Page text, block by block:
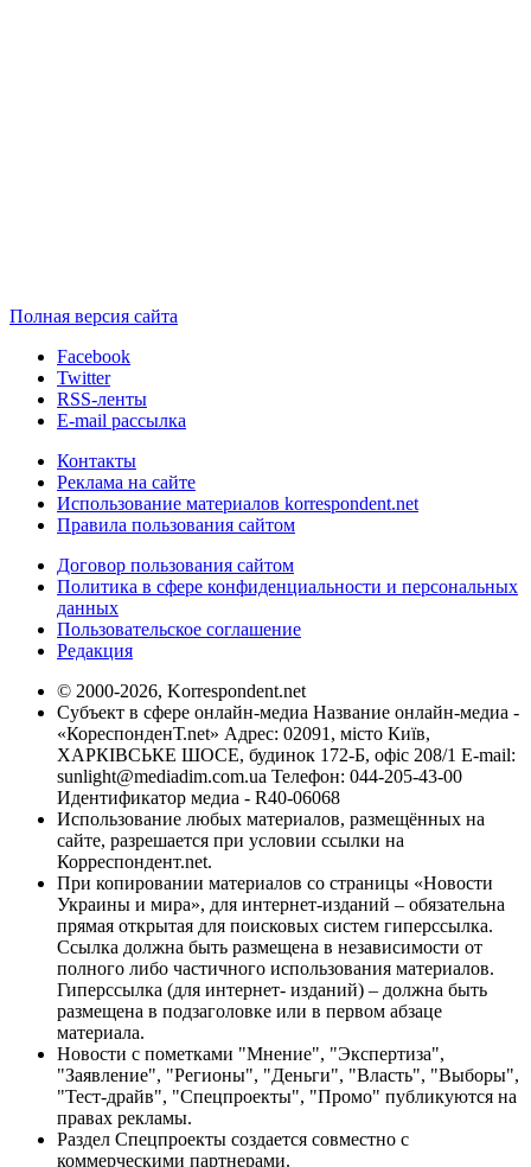
Полная версия сайта
Facebook
Twitter
RSS-ленты
E-mail рассылка
Контакты
Реклама на сайте
Использование материалов korrespondent.net
Правила пользования сайтом
Договор пользования сайтом
Политика в сфере конфиденциальности и персональных
данных
Пользовательское соглашение
Редакция
© 2000-2026, Korrespondent.net
Субъект в сфере онлайн-медиа Название онлайн-медиа -
«КореспонденТ.net» Адрес: 02091, місто Київ,
ХАРКІВСЬКЕ ШОСЕ, будинок 172-Б, офіс 208/1 E-mail:
sunlight@mediadim.com.ua Телефон: 044-205-43-00
Идентификатор медиа - R40-06068
Использование любых материалов, размещённых на
сайте, разрешается при условии ссылки на
Корреспондент.net.
При копировании материалов со страницы «Новости
Украины и мира», для интернет-изданий – обязательна
прямая открытая для поисковых систем гиперссылка.
Ссылка должна быть размещена в независимости от
полного либо частичного использования материалов.
Гиперссылка (для интернет- изданий) – должна быть
размещена в подзаголовке или в первом абзаце
материала.
Новости с пометками "Мнение", "Экспертиза",
"Заявление", "Регионы", "Деньги", "Власть", "Выборы",
"Тест-драйв", "Спецпроекты", "Промо" публикуются на
правах рекламы.
Раздел Спецпроекты создается совместно с
коммерческими партнерами.